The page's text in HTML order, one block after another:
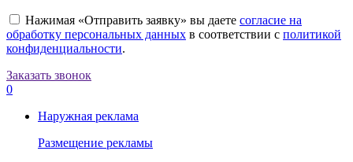
Нажимая «Отправить заявку» вы даете согласие на
обработку персональных данных в соответствии с политикой
конфиденциальности.
Заказать звонок
0
Наружная реклама
Размещение рекламы